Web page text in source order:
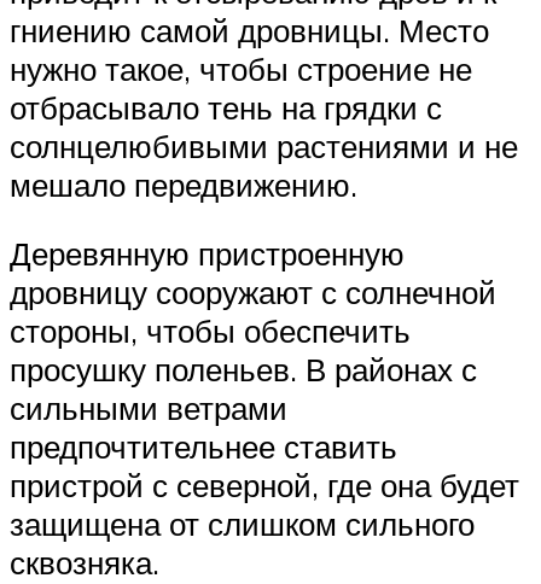
гниению самой дровницы. Место
нужно такое, чтобы строение не
отбрасывало тень на грядки с
солнцелюбивыми растениями и не
мешало передвижению.
Деревянную пристроенную
дровницу сооружают с солнечной
стороны, чтобы обеспечить
просушку поленьев. В районах с
сильными ветрами
предпочтительнее ставить
пристрой с северной, где она будет
защищена от слишком сильного
сквозняка.